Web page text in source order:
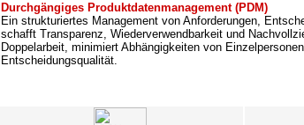
Durchgängiges Produktdatenmanagement (PDM)
Ein strukturiertes Management von Anforderungen,
schafft Transparenz, Wiederverwendbarkeit und
Doppelarbeit, minimiert Abhängigkeiten von
Entscheidungsqualität.